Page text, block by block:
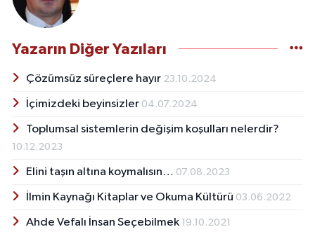
Yazarın Diğer Yazıları
Çözümsüz süreçlere hayır 23.10.2024
İçimizdeki beyinsizler 04.07.2024
Toplumsal sistemlerin değişim koşulları nelerdir?
10.12.2023
Elini taşın altına koymalısın… 07.08.2023
İlmin Kaynağı Kitaplar ve Okuma Kültürü 03.06.2022
Ahde Vefalı İnsan Seçebilmek 19.10.2021